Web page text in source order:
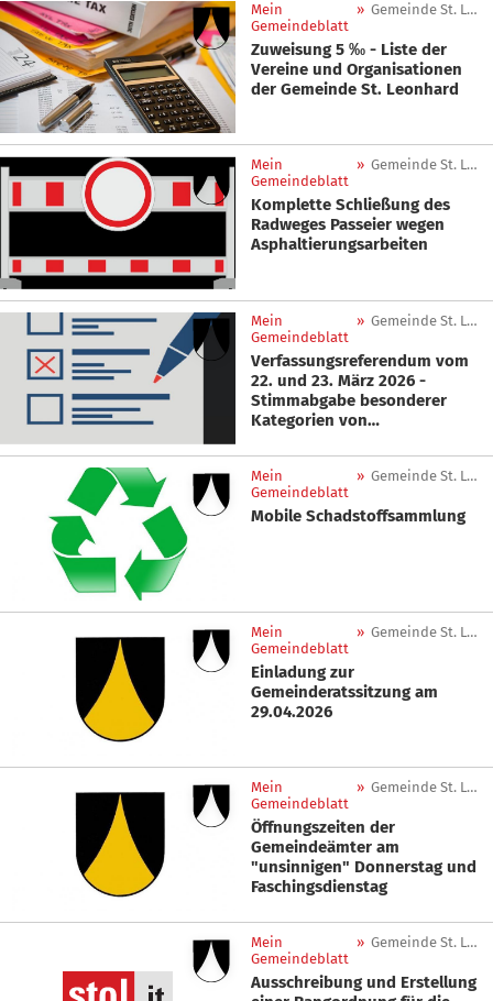
Mein
Gemeindeblatt
» Gemeinde St. Leonhard in Passeier
Zuweisung 5 ‰ - Liste der
Vereine und Organisationen
der Gemeinde St. Leonhard
Mein
Gemeindeblatt
» Gemeinde St. Leonhard in Passeier
Komplette Schließung des
Radweges Passeier wegen
Asphaltierungsarbeiten
Mein
Gemeindeblatt
» Gemeinde St. Leonhard in Passeier
Verfassungsreferendum vom
22. und 23. März 2026 -
Stimmabgabe besonderer
Kategorien von
Mein
Gemeindeblatt
» Gemeinde St. Leonhard in Passeier
Mobile Schadstoffsammlung
Mein
Gemeindeblatt
» Gemeinde St. Leonhard in Passeier
Einladung zur
Gemeinderatssitzung am
29.04.2026
Mein
Gemeindeblatt
» Gemeinde St. Leonhard in Passeier
Öffnungszeiten der
Gemeindeämter am
"unsinnigen" Donnerstag und
Faschingsdienstag
Mein
Gemeindeblatt
» Gemeinde St. Leonhard in Passeier
Ausschreibung und Erstellung